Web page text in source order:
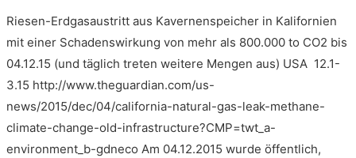
Riesen-Erdgasaustritt aus Kavernenspeicher in Kalifornien
mit einer Schadenswirkung von mehr als 800.000 to CO2 bis
04.12.15 (und täglich treten weitere Mengen aus) USA 12.1-
3.15 http://www.theguardian.com/us-
news/2015/dec/04/california-natural-gas-leak-methane-
climate-change-old-infrastructure?CMP=twt_a-
environment_b-gdneco Am 04.12.2015 wurde öffentlich,